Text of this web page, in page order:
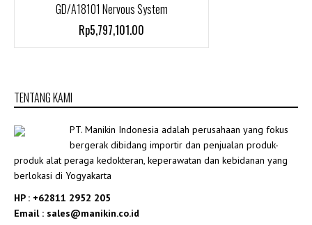
GD/A18101 Nervous System
Rp5,797,101.00
TENTANG KAMI
PT. Manikin Indonesia adalah perusahaan yang fokus
bergerak dibidang importir dan penjualan produk-
produk alat peraga kedokteran, keperawatan dan kebidanan yang
berlokasi di Yogyakarta
HP : +62811 2952 205
Email : sales@manikin.co.id